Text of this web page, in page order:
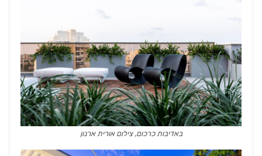
באדיבות כרכום, צילום אורית ארנון